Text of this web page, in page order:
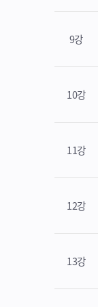
9강
10강
11강
12강
13강